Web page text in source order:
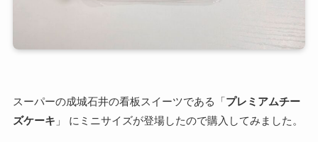
スーパーの成城石井の看板スイーツである「プレミアムチー
ズケーキ 」 にミニサイズが登場したので購入してみました。